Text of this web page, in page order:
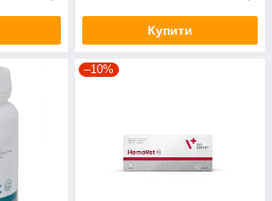
Купити
–10%